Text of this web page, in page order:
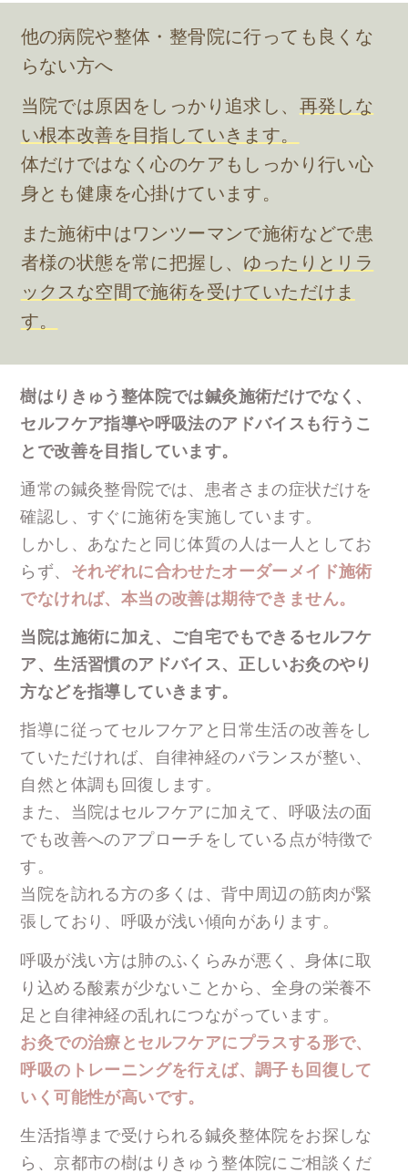
他の病院や整体・整骨院に行っても良くな
らない方へ
当院では原因をしっかり追求し、 再発しな
い根本改善を目指していきます。
体だけではなく心のケアもしっかり行い心
身とも健康を心掛けています。
また施術中はワンツーマンで施術などで患
者様の状態を常に把握し、 ゆったりとリラ
ックスな空間で施術を受けていただけま
す。
樹はりきゅう整体院では鍼灸施術だけでなく、
セルフケア指導や呼吸法のアドバイスも行うこ
とで改善を目指しています。
通常の鍼灸整骨院では、患者さまの症状だけを
確認し、すぐに施術を実施しています。
しかし、あなたと同じ体質の人は一人としてお
らず、 それぞれに合わせたオーダーメイド施術
でなければ、本当の改善は期待できません。
当院は施術に加え、ご自宅でもできるセルフケ
ア、生活習慣のアドバイス、 正しいお灸のやり
方などを指導していきます。
指導に従ってセルフケアと日常生活の改善をし
ていただければ、
自律神経のバランスが整い、
自然と体調も回復します。
また、当院はセルフケアに加えて、 呼吸法の面
でも改善へのアプローチをしている点が特徴で
す。
当院を訪れる方の多くは、背中周辺の筋肉が緊
張しており、呼吸が浅い傾向があります。
呼吸が浅い方は肺のふくらみが悪く、身体に取
り込める酸素が少ないことから、全身の栄養不
足と自律神経の乱れにつながっています。
お灸での治療とセルフケアにプラスする形で、
呼吸のトレーニングを行えば、調子も回復して
いく可能性が高いです。
生活指導まで受けられる鍼灸整体院をお探しな
ら、京都市の樹はりきゅう整体院にご相談くだ